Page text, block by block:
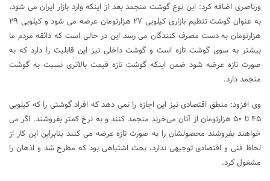
ورناصری اضافه کرد: این نوع گوشت منجمد بعد از اینکه وارد بازار ایران می شود،
به عنوان گوشت تنظیم بازاری کیلویی ۲۷ هزارتومان عرضه می شود و کیلویی ۲۹
هزارتومان به دست مصرف کنندگان می رسد این در حالی است که ذائقه مردم ما
بیشتر به سوی گوشت تازه است و گوشت داخلی نیز این قابلیت را دارد که به
صورت تازه عرضه شود ضمن اینکه گوشت تازه قیمت بالاتری نسبت به گوشت
منجمد دارد.
وی افزود: منطق اقتصادی نیز این اجازه را نمی دهد که افراد گوشتی را که کیلویی
۴۵ تا ۵۰ هزارتومان از آنان می‌خرند منجمد کنند و به نرخ کمتر بفروشند. اگر می
خواهند بفروشند محصولشان را به صورت تازه عرضه می کنند بنابراین این کار از
لحاظ فنی و اقتصادی توجیهی ندارد، بحث اشتباهی بود که مطرح شد و اذهان را
مشغول کرد.